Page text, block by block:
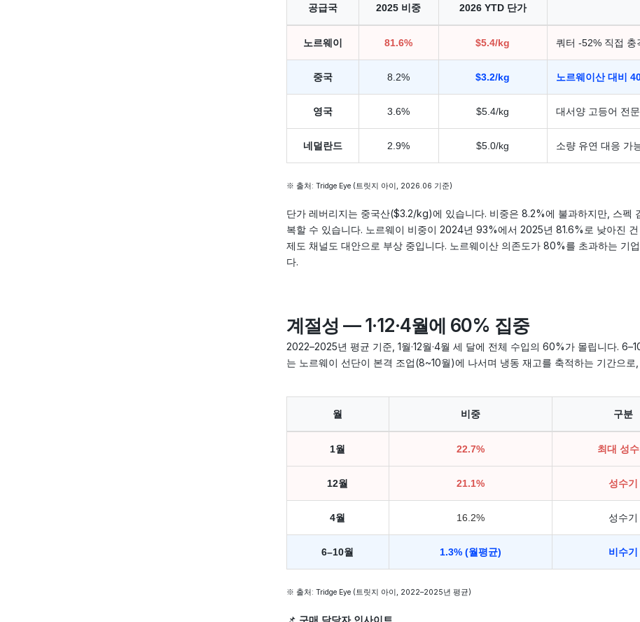
공급국 2025 비중 2026 YTD 단가
노르웨이 81.6% $5.4/kg 쿼터 -52% 직접 충
중국 8.2% $3.2/kg 노르웨이산 대비
영국 3.6% $5.4/kg 대서양 고등어 전
네덜란드 2.9% $5.0/kg 소량 유연 대응 가
※ 출처: Tridge Eye (트릿지 아이, 2026.06 기준)
단가 레버리지는 중국산($3.2/kg)에 있습니다. 비중은 8.2%에 불과하지만, 스펙
복할 수 있습니다. 노르웨이 비중이 2024년 93%에서 2025년 81.6%로 낮아진
제도 채널도 대안으로 부상 중입니다. 노르웨이산 의존도가 80%를 초과하는 기
다.
계절성 — 1·12·4월에 60% 집중
2022–2025년 평균 기준, 1월·12월·4월 세 달에 전체 수입의 60%가 몰립니다.
는 노르웨이 선단이 본격 조업(8~10월)에 나서며 냉동 재고를 축적하는 기간으로,
월 비중 구분
1월 22.7% 최대 성수
12월 21.1% 성수기
4월 16.2% 성수기
6–10월 1.3% (월평균) 비수기
※ 출처: Tridge Eye (트릿지 아이, 2022–2025년 평균)
📌 구매 담당자 인사이트